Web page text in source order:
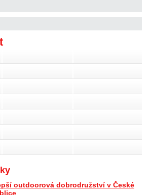
outdoorová dobrodružství v České